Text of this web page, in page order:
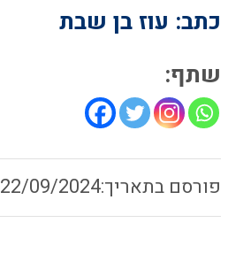
כתב: עוז בן שבת
שתף:
22/09/2024